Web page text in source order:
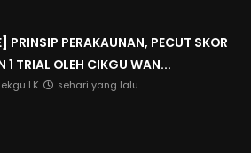
PRINSIP PERAKAUNAN, PECUT SKOR
1 TRIAL OLEH CIKGU WAN...
LK sehari yang lalu